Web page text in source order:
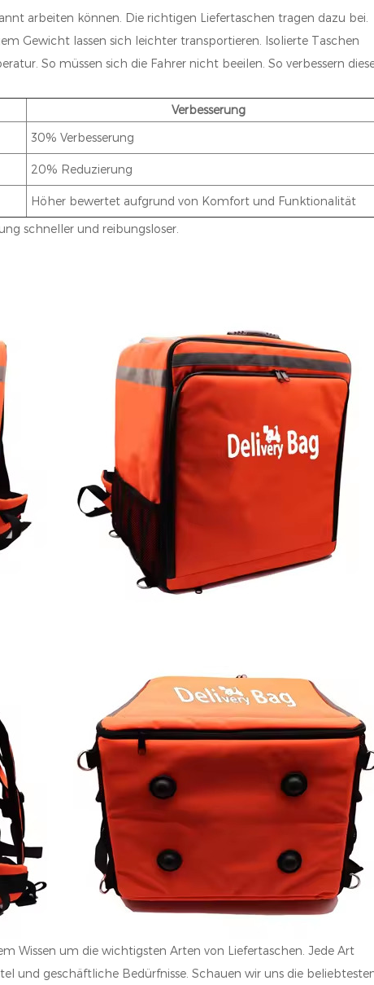
arbeiten können. Die richtigen Liefertaschen tragen dazu bei.
Gewicht lassen sich leichter transportieren. Isolierte Taschen
So müssen sich die Fahrer nicht beeilen. So verbessern
Verbesserung
30% Verbesserung
20% Reduzierung
Höher bewertet aufgrund von Komfort und Funktionalität
schneller und reibungsloser.
Wissen um die wichtigsten Arten von Liefertaschen. Jede Art
und geschäftliche Bedürfnisse. Schauen wir uns die